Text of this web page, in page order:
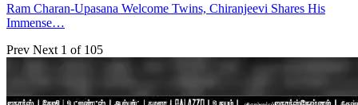
Ram Charan-Upasana Welcome Twins, Chiranjeevi Shares His
Immense…
Prev Next 1 of 105